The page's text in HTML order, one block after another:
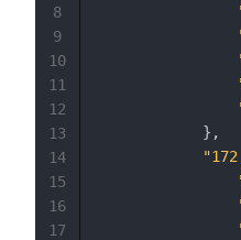
} ,
8
9
10
11
12
13
14
15
16
17